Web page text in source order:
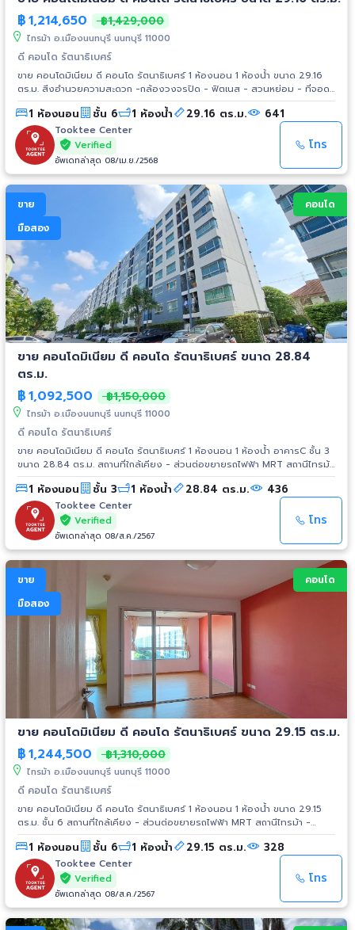
฿1,214,650 ฿1,429,000
ไทรม้า อ.เมืองนนทบุรี นนทบุรี 11000
ดี คอนโด รัตนาธิเบศร์
ขาย คอนโดมิเนียม ดี คอนโด รัตนาธิเบศร์ 1 ห้องนอน 1 ห้องน้ำ ขนาด 29.16
ตร.ม. สิ่งอำนวยความสะดวก -กล้องวงจรปิด - ฟิตเนส - สวนหย่อม - ที่จอด
รถ - ระบบรักษาความปลอดภัย - สระว่ายน้ำ - ระบบอินเตอร์เน็ต สถานที่ใกล้
เคียง - MRT สถานีไทรม้า - ห้างสรรพสินค้าเซ็นทรัล ทาวน์
1 ห้องนอน ชั้น 6 1 ห้องน้ำ 29.16 ตร.ม. 641
Tooktee Center
Verified
อัพเดทล่าสุด 08/เม.ย./2568
โทร
ขาย
มือสอง
คอนโด
ขาย คอนโดมิเนียม ดี คอนโด รัตนาธิเบศร์ ขนาด 28.84
ตร.ม.
฿1,092,500 ฿1,150,000
ไทรม้า อ.เมืองนนทบุรี นนทบุรี 11000
ดี คอนโด รัตนาธิเบศร์
ขาย คอนโดมิเนียม ดี คอนโด รัตนาธิเบศร์ 1 ห้องนอน 1 ห้องน้ำ อาคารC ชั้น 3
ขนาด 28.84 ตร.ม. สถานที่ใกล้เคียง - ส่วนต่อขยายรถไฟฟ้า MRT สถานีไทรม้า
- สะพานพระนั่งเกล้า - ห้างสรรพสินค้าเซ็นทรัล ทาวน์ - ห้างสรรพสินค้า เอส
พลานาด
1 ห้องนอน ชั้น 3 1 ห้องน้ำ 28.84 ตร.ม. 436
Tooktee Center
Verified
อัพเดทล่าสุด 08/ส.ค./2567
โทร
ขาย
มือสอง
คอนโด
ขาย คอนโดมิเนียม ดี คอนโด รัตนาธิเบศร์ ขนาด 29.15 ตร.ม.
฿1,244,500 ฿1,310,000
ไทรม้า อ.เมืองนนทบุรี นนทบุรี 11000
ดี คอนโด รัตนาธิเบศร์
ขาย คอนโดมิเนียม ดี คอนโด รัตนาธิเบศร์ 1 ห้องนอน 1 ห้องน้ำ ขนาด 29.15
ตร.ม. ชั้น 6 สถานที่ใกล้เคียง - ส่วนต่อขยายรถไฟฟ้า MRT สถานีไทรม้า -
สะพานพระนั่งเกล้า - ห้างสรรพสินค้าเซ็นทรัล ทาวน์ - ห้างสรรพสินค้า เอสพลา
นาด1 ห้องนอน ชั้น 6 1 ห้องน้ำ 29.15 ตร.ม. 328
Tooktee Center
Verified
อัพเดทล่าสุด 08/ส.ค./2567
โทร